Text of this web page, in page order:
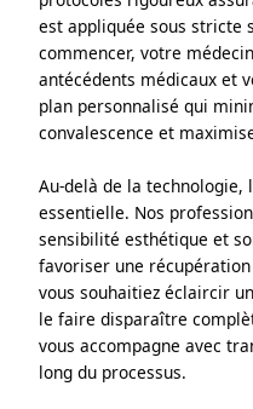
est appliquée sous stricte
commencer, votre
antécédents médicaux et
plan personnalisé qui
convalescence et
Au-delà de la technologie,
essentielle. Nos
sensibilité esthétique et
favoriser une
vous souhaitiez éclaircir
le faire disparaître
vous accompagne avec
long du processus.